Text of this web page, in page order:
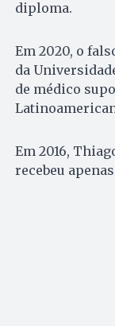
diploma.
Em 2020, o
da
de médico
Em 2016,
recebeu